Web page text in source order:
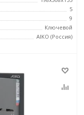
5
9
Ключевой
AIKO (Россия)